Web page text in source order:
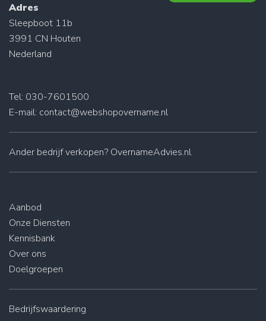
Adres
Sleepboot 11b
3991 CN Houten
Nederland
Tel: 030-7601500
E-mail: contact@webshopovername.nl
Ander bedrijf verkopen? OvernameAdvies.nl
Aanbod
Onze Diensten
Kennisbank
Over ons
Doelgroepen
Bedrijfswaardering